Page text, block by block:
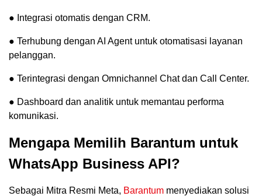
● Integrasi otomatis dengan CRM.
● Terhubung dengan AI Agent untuk otomatisasi layanan
pelanggan.
● Terintegrasi dengan Omnichannel Chat dan Call Center.
● Dashboard dan analitik untuk memantau performa
komunikasi.
Mengapa Memilih Barantum untuk
WhatsApp Business API?
Sebagai Mitra Resmi Meta, Barantum menyediakan solusi